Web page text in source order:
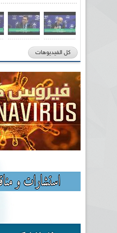
كل الفيديوهات